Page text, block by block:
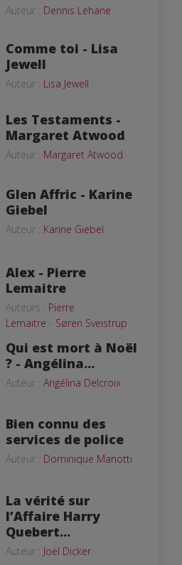
Auteur : Dennis Lehane
Comme toi - Lisa
Jewell
Auteur : Lisa Jewell
Les Testaments -
Margaret Atwood
Auteur : Margaret Atwood
Glen Affric - Karine
Giebel
Auteur : Karine Giebel
Alex - Pierre
Lemaitre
Auteurs : Pierre
Lemaitre - Søren Sveistrup
Qui est mort à Noël
? - Angélina...
Auteur : Angélina Delcroix
Bien connu des
services de police
Auteur : Dominique Manotti
La vérité sur
l’Affaire Harry
Quebert...
Auteur : Joël Dicker